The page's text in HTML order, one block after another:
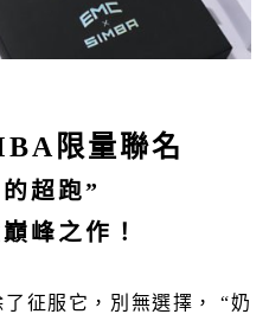
限量聯名
超跑”
峰之作！
征服它，別無選擇， “奶